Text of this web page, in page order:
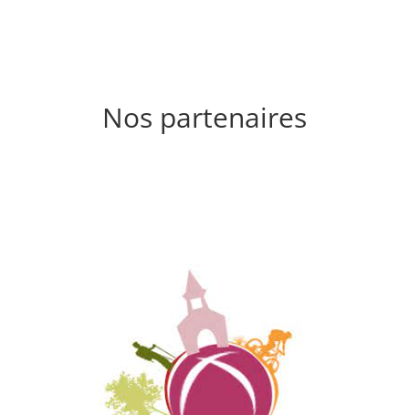
Nos partenaires